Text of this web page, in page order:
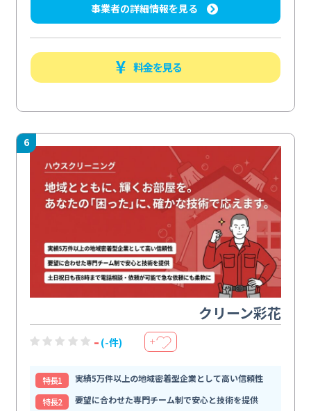
事業者の詳細情報を見る
料金を見る
6
クリーン彩花
- (-件) ＋
特⻑1
実績5万件以上の地域密着型企業として高い信頼性
特⻑2
要望に合わせた専門チーム制で安心と技術を提供